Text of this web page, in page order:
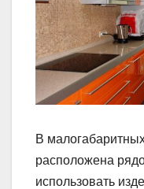
В
расположена
использовать